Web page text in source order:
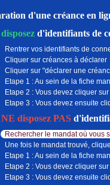
d'une créance en
d'identifiants de
Rentrer vos identifiants de
Cliquer sur créances à déclarer
Cliquer sur "déclarer une
Etape 1 : Au sein de la fiche
Etape 2 : Vous devez cliquer
Etape 3 : Vous devez ensuite
disposez PAS
Rechercher le mandat où vous
Une fois le mandat trouvé,
Etape 1 : Au sein de la fiche
Etape 2 : Vous devez cliquer
Etape 3 : Vous devez ensuite